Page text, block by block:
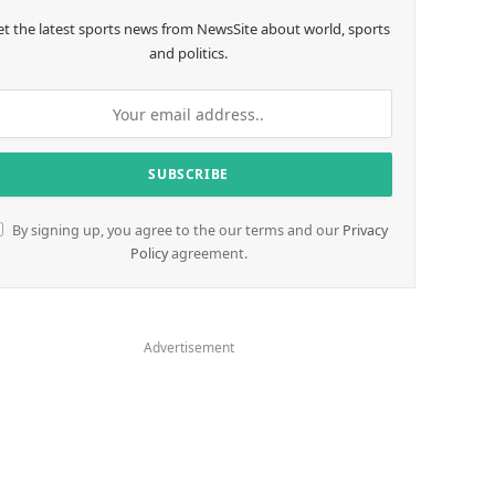
the latest sports news from NewsSite about world, sports
and politics.
By signing up, you agree to the our terms and our Privacy
Policyagreement.
Advertisement